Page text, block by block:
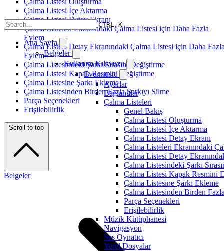
CTRL K
Ana Sayfa
Belgeler
Kullanım Kılavuzu
Evermusic
Ayarlar
Bağlantılar
Çalma Listeleri
Genel Bakış
Çalma Listesi Oluşturma
Çalma Listesi İçe Aktarma
Çalma Listesi Detay Ekranı
Çalma Listeleri Ekranındaki
Çalma Listesi Detay
Çalma Listesindeki Şarkı
Çalma Listesi Kapak Resmini
Çalma Listesine Şarkı Ekleme
Çalma Listesinden Birden
Parça Seçenekleri
Erişilebilirlik
Müzik Kütüphanesi
Navigasyon
Ses Oynatıcı
Yerel Dosyalar
Çalma Listesi Oluşturma
Çalma Listesi İçe Aktarma
Çalma Listesi Detay Ekranı
Çalma Listeleri Ekranındaki Çalma Listesi için Daha Fazla
Eylem
Çalma Listesi Detay Ekranındaki Çalma Listesi için Daha
Eylem
Çalma Listesindeki Şarkı Sırasını Değiştirme
Çalma Listesi Kapak Resmini Değiştirme
Çalma Listesine Şarkı Ekleme
Çalma Listesinden Birden Fazla Şarkıyı Silme
Parça Seçenekleri
Erişilebilirlik
Scroll to top
Belgeler